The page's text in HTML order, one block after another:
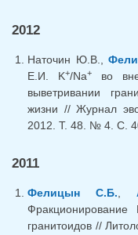
2012
Наточин Ю.В.,
Е.И. K+/Na+
во
выветривании
жизни // Журнал
2012. Т. 48. № 4. С.
2011
Фелицын С.Б. ,
гранитоидов //